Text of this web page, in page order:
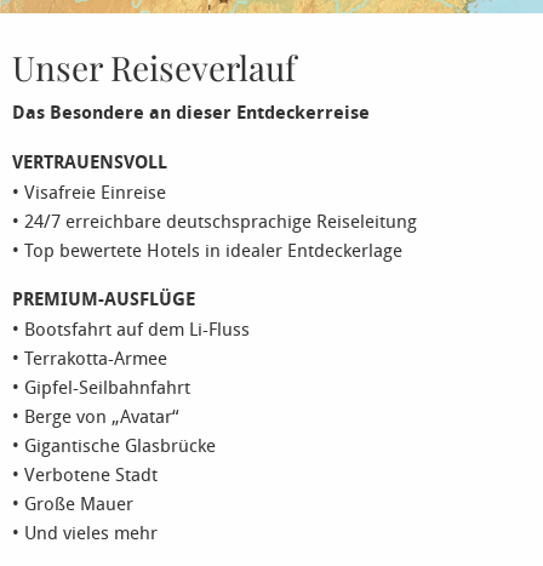
Unser Reiseverlauf
Das Besondere an dieser Entdeckerreise
VERTRAUENSVOLL
• Visafreie Einreise
• 24/7 erreichbare deutschsprachige Reiseleitung
• Top bewertete Hotels in idealer Entdeckerlage
PREMIUM-AUSFLÜGE
• Bootsfahrt auf dem Li-Fluss
• Terrakotta-Armee
• Gipfel-Seilbahnfahrt
• Berge von „Avatar“
• Gigantische Glasbrücke
• Verbotene Stadt
• Große Mauer
• Und vieles mehr